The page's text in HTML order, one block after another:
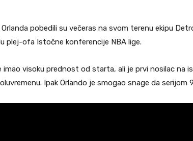
Orlanda pobedili su večeras na svom terenu ekipu
plej-ofa Istočne konferencije NBA lige.
imao visoku prednost od starta, ali je prvi nosilac na
Ipak Orlando je smogao snage da serijom